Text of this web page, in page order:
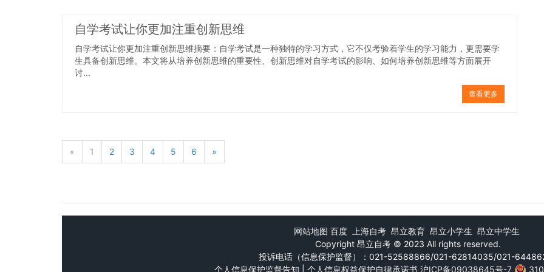
自学考试让你更加注重创新思维
自学考试让你更加注重创新思维摘要：自学考试是一种独特的学习方式，它不仅考验着学生的学习能力，更需要学
生具备创新思维。本文将从培养创新思维的重要性、创新思维对自学考试的影响、如何培养创新思维等方面展开
讨...
查看更多
« 1 2 3 4 5 6 »
网站地图 百度 上海自考 昂立教育 昂立小学生 昂立中学生
Copyright 昂立自考 © 2023 All rights reserved.
投诉电话（信息保护监督）：021-52588866/021-62814035/021-
个人信息保护监督告知
个人信息权益保护自律承诺书 沪ICP备09038645号-7